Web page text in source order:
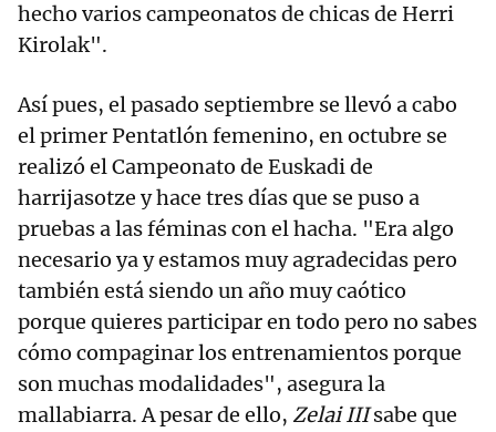
hecho varios campeonatos de chicas de Herri
Kirolak".
Así pues, el pasado septiembre se llevó a cabo
el primer Pentatlón femenino, en octubre se
realizó el Campeonato de Euskadi de
harrijasotze y hace tres días que se puso a
pruebas a las féminas con el hacha. "Era algo
necesario ya y estamos muy agradecidas pero
también está siendo un año muy caótico
porque quieres participar en todo pero no sabes
cómo compaginar los entrenamientos porque
son muchas modalidades", asegura la
mallabiarra. A pesar de ello, Zelai IIIsabe que